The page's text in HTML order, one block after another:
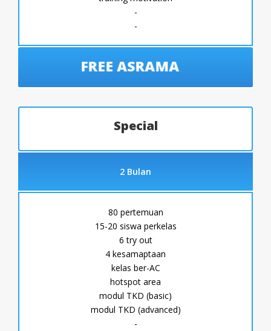
-
-
FREE ASRAMA
Special
2 Bulan
80 pertemuan
15-20 siswa perkelas
6 try out
4 kesamaptaan
kelas ber-AC
hotspot area
modul TKD (basic)
modul TKD (advanced)
-